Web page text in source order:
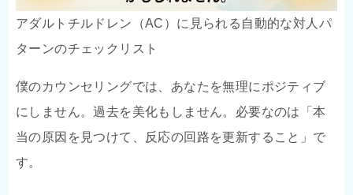
アダルトチルドレン（AC）に見られる自動的な対人パ
ターンのチェックリスト
僕のカウンセリングでは、あなたを無理にポジティブ
にしません。過去を美化もしません。必要なのは「本
当の原因を見つけて、反応の回路を更新すること」で
す。